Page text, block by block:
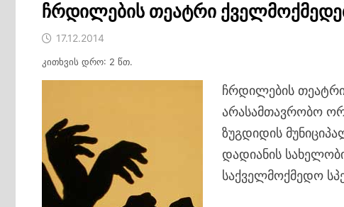
ჩრდილების თეატრი
17.12.2014
კითხვის დრო: 2 წთ.
ჩრდილების
არასამთავრობო
ზუგდიდის
დადიანის
საქველმოქმედო